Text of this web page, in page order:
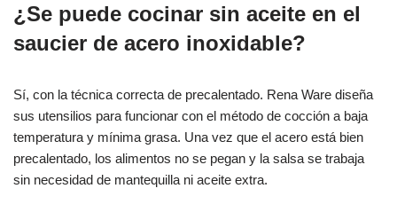
¿Se puede cocinar sin aceite en el
saucier de acero inoxidable?
Sí, con la técnica correcta de precalentado. Rena Ware diseña
sus utensilios para funcionar con el método de cocción a baja
temperatura y mínima grasa. Una vez que el acero está bien
precalentado, los alimentos no se pegan y la salsa se trabaja
sin necesidad de mantequilla ni aceite extra.